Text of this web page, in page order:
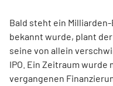
Bald steht ein
bekannt wurde, plant
seine von allein
IPO. Ein Zeitraum wurde
vergangenen